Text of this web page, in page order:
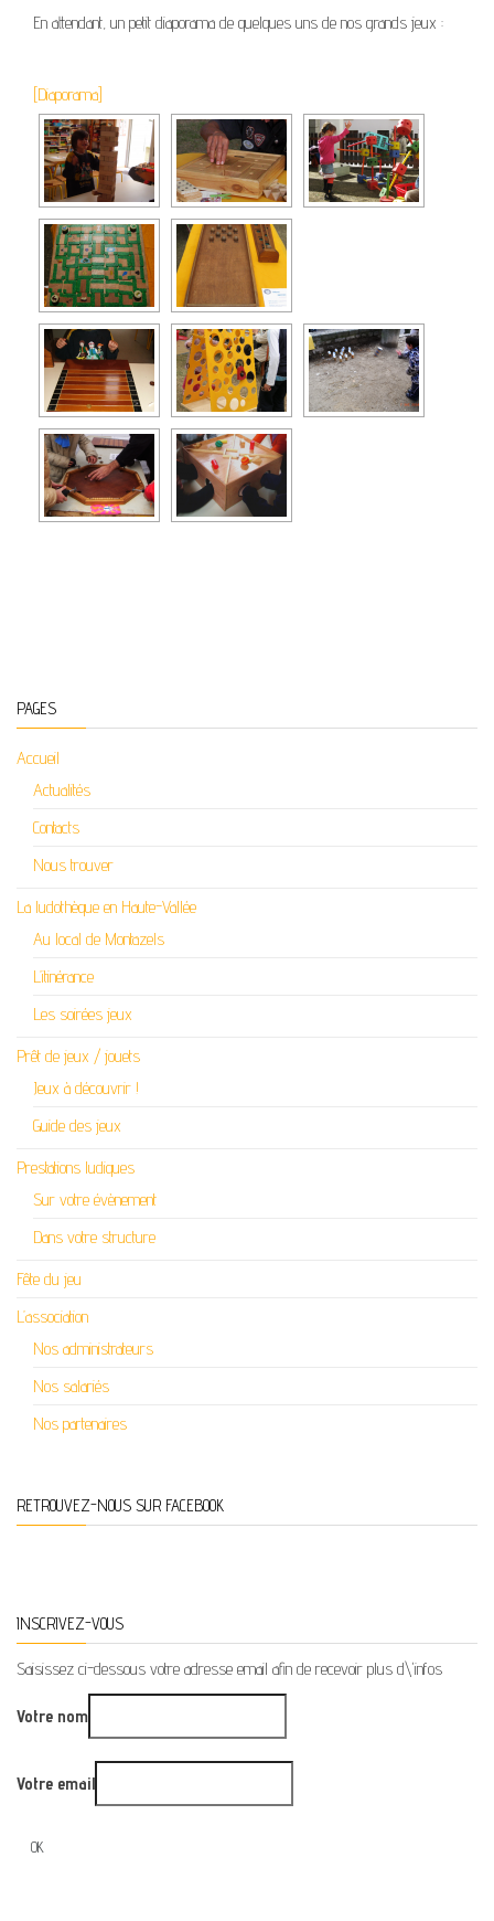
En attendant, un petit diaporama de quelques uns de nos grands jeux :
[Diaporama]
PAGES
Accueil
Actualités
Contacts
Nous trouver
La ludothèque en Haute-Vallée
Au local de Montazels
L’itinérance
Les soirées jeux
Prêt de jeux / jouets
Jeux à découvrir !
Guide des jeux
Prestations ludiques
Sur votre évènement
Dans votre structure
Fête du jeu
L’association
Nos administrateurs
Nos salariés
Nos partenaires
RETROUVEZ-NOUS SUR FACEBOOK
INSCRIVEZ-VOUS
Saisissez ci-dessous votre adresse email afin de recevoir plus d\'infos
Votre nom
Votre email